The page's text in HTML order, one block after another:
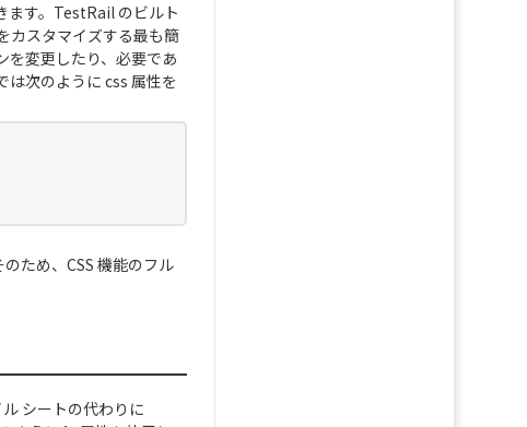
ます。TestRail のビルト
カスタマイズする最も簡
を変更したり、必要であ
は次のように css 属性を
ため、CSS 機能のフル
シートの代わりに